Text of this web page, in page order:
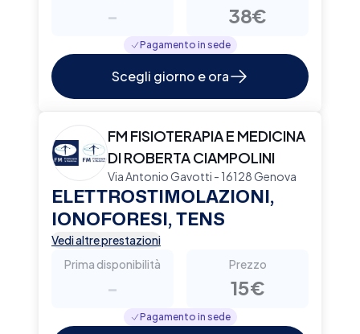
- 38€
Pagamento in sede
Scegli giorno e ora
FM FISIOTERAPIA E MEDICINA
DI ROBERTA CIAMPOLINI
Via Antonio Gavotti - 16128 Genova
ELETTROSTIMOLAZIONI,
IONOFORESI, TENS
Vedi altre prestazioni
Prima disponibilità
-
Prezzo
15€
Pagamento in sede